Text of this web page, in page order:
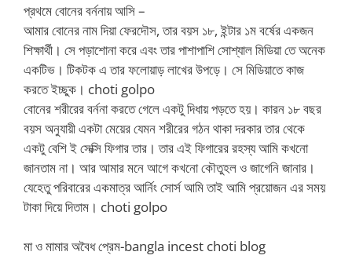
প্রথমে বোনের বর্ননায় আসি –
আমার বোনের নাম দিয়া ফেরদৌস, তার বয়স ১৮, ইন্টার ১ম বর্ষের একজন
শিক্ষার্থী। সে পড়াশোনা করে এবং তার পাশাপাশি সোশ্যাল মিডিয়া তে অনেক
একটিভ। টিকটক এ তার ফলোয়াড় লাখের উপড়ে। সে মিডিয়াতে কাজ
করতে ইচ্ছুক। choti golpo
বোনের শরীরের বর্ননা করতে গেলে একটু দিধায় পড়তে হয়। কারন ১৮ বছর
বয়স অনুযায়ী একটা মেয়ের যেমন শরীরের গঠন থাকা দরকার তার থেকে
একটু বেশি ই সেক্সি ফিগার তার। তার এই ফিগারের রহস্য আমি কখনো
জানতাম না। আর আমার মনে আগে কখনো কৌতুহল ও জাগেনি জানার।
যেহেতু পরিবারের একমাত্র আর্নিং সোর্স আমি তাই আমি প্রয়োজন এর সময়
টাকা দিয়ে দিতাম। choti golpo
মা ও মামার অবৈধ প্রেম-bangla incest choti blog